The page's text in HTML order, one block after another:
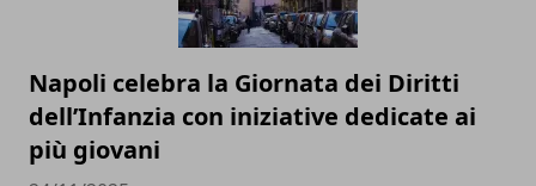
Napoli celebra la Giornata dei Diritti
dell’Infanzia con iniziative dedicate ai
più giovani